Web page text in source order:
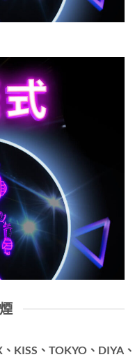
KISS、TOKYO、DIYA、